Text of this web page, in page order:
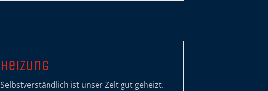
Heizung
Selbstverständlich ist unser Zelt gut geheizt.